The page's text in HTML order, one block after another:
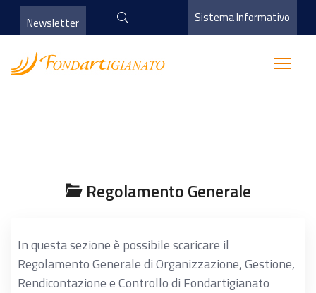
Newsletter Sistema Informativo
Regolamento Generale
In questa sezione è possibile scaricare il
Regolamento Generale di Organizzazione, Gestione,
Rendicontazione e Controllo di Fondartigianato